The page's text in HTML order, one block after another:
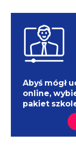
Abyś mógł
online,
pakiet